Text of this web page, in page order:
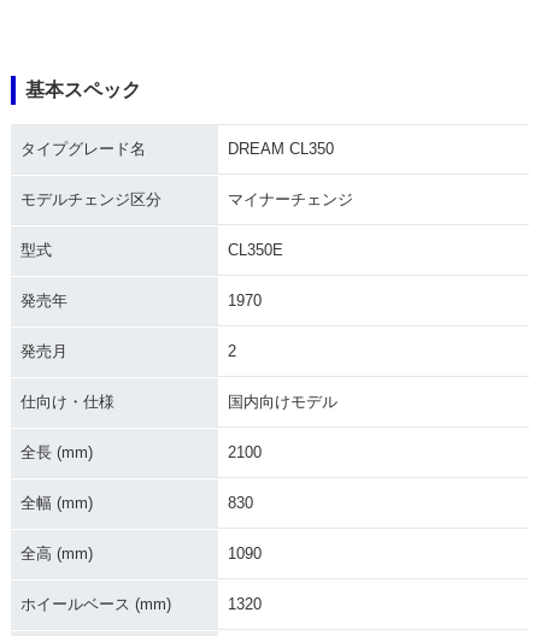
基本スペック
タイプグレード名 DREAM CL350
モデルチェンジ区分 マイナーチェンジ
型式 CL350E
発売年 1970
発売月 2
仕向け・仕様 国内向けモデル
全長 (mm) 2100
全幅 (mm) 830
全高 (mm) 1090
ホイールベース (mm) 1320